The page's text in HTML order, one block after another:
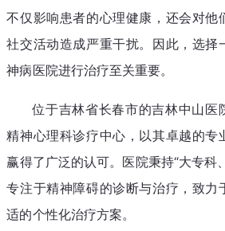
不仅影响患者的心理健康，还会对他
社交活动造成严重干扰。因此，选择
神病医院进行治疗至关重要。
位于吉林省长春市的吉林中山医
精神心理科诊疗中心，以其卓越的专
赢得了广泛的认可。医院秉持“大专科
专注于精神障碍的诊断与治疗，致力
适的个性化治疗方案。